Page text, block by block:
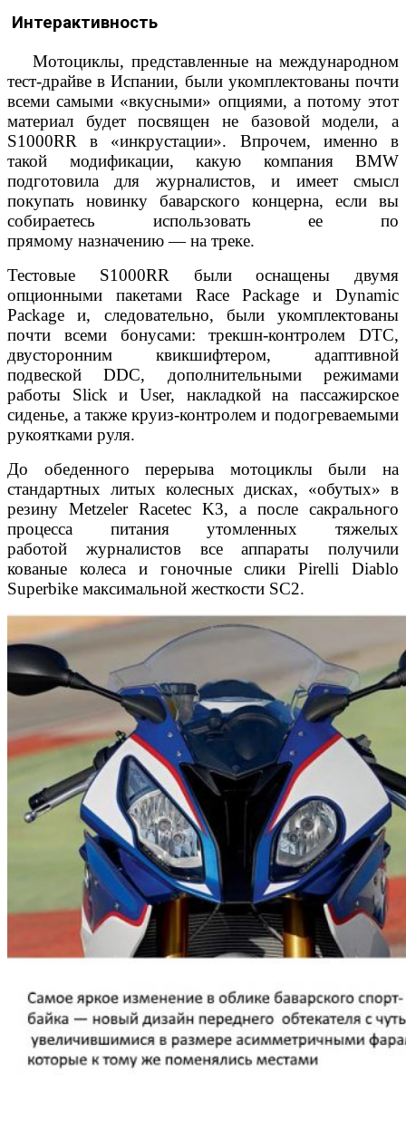
Интерактивность
Мотоциклы, представленные на международном
тест-драйве в Испании, были укомплектованы почти
всеми самыми «вкусными» опциями, а потому этот
материал будет посвящен не базовой модели, а
S1000RR в «инкрустации». Впрочем, именно в
такой модификации, какую компания BMW
подготовила для журналистов, и имеет смысл
покупать новинку баварского концерна, если вы
собираетесь использовать ее по
прямому назначению — на треке.
Тестовые S1000RR были оснащены двумя
опционными пакетами Race Package и Dynamic
Package и, следовательно, были укомплектованы
почти всеми бонусами: трекшн-контролем DTC,
двусторонним квикшифтером, адаптивной
подвеской DDC, дополнительными режимами
работы Slick и User, накладкой на пассажирское
сиденье, а также круиз-контролем и подогреваемыми
рукоятками руля.
До обеденного перерыва мотоциклы были на
стандартных литых колесных дисках, «обутых» в
резину Metzeler Racetec K3, а после сакрального
процесса питания утомленных тяжелых
работой журналистов все аппараты получили
кованые колеса и гоночные слики Pirelli Diablo
Superbike максимальной жесткости SC2.